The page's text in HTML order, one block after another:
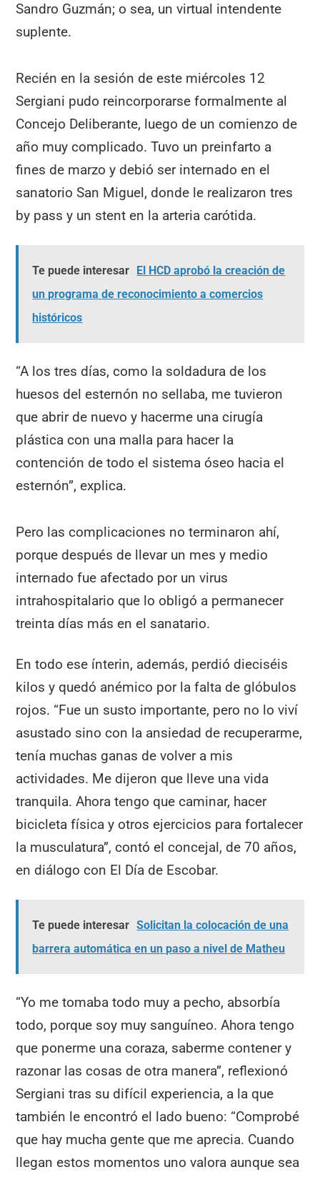
Sandro Guzmán; o sea, un virtual intendente
suplente.
Recién en la sesión de este miércoles 12
Sergiani pudo reincorporarse formalmente al
Concejo Deliberante, luego de un comienzo de
año muy complicado. Tuvo un preinfarto a
fines de marzo y debió ser internado en el
sanatorio San Miguel, donde le realizaron tres
by pass y un stent en la arteria carótida.
Te puede interesar El HCD aprobó la creación de
un programa de reconocimiento a comercios
históricos
“A los tres días, como la soldadura de los
huesos del esternón no sellaba, me tuvieron
que abrir de nuevo y hacerme una cirugía
plástica con una malla para hacer la
contención de todo el sistema óseo hacia el
esternón”, explica.
Pero las complicaciones no terminaron ahí,
porque después de llevar un mes y medio
internado fue afectado por un virus
intrahospitalario que lo obligó a permanecer
treinta días más en el sanatario.
En todo ese ínterin, además, perdió dieciséis
kilos y quedó anémico por la falta de glóbulos
rojos. “Fue un susto importante, pero no lo viví
asustado sino con la ansiedad de recuperarme,
tenía muchas ganas de volver a mis
actividades. Me dijeron que lleve una vida
tranquila. Ahora tengo que caminar, hacer
bicicleta física y otros ejercicios para fortalecer
la musculatura”, contó el concejal, de 70 años,
en diálogo con El Día de Escobar.
Te puede interesar Solicitan la colocación de una
barrera automática en un paso a nivel de Matheu
“Yo me tomaba todo muy a pecho, absorbía
todo, porque soy muy sanguíneo. Ahora tengo
que ponerme una coraza, saberme contener y
razonar las cosas de otra manera”, reflexionó
Sergiani tras su difícil experiencia, a la que
también le encontró el lado bueno: “Comprobé
que hay mucha gente que me aprecia. Cuando
llegan estos momentos uno valora aunque sea